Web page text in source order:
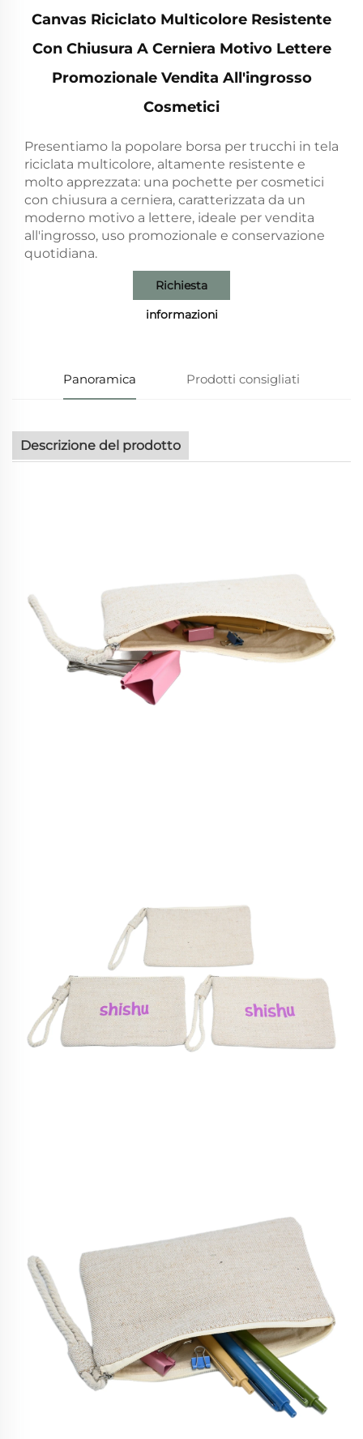
Canvas Riciclato Multicolore Resistente
Con Chiusura A Cerniera Motivo Lettere
Promozionale Vendita All'ingrosso
Cosmetici
Presentiamo la popolare borsa per trucchi in tela
riciclata multicolore, altamente resistente e
molto apprezzata: una pochette per cosmetici
con chiusura a cerniera, caratterizzata da un
moderno motivo a lettere, ideale per vendita
all'ingrosso, uso promozionale e conservazione
quotidiana.
Richiesta
informazioni
Panoramica Prodotti consigliati
Descrizione del prodotto